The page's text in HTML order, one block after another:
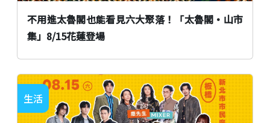
不用進太魯閣也能看見六大聚落！「太魯閣•山市
集」8/15花蓮登場
生活